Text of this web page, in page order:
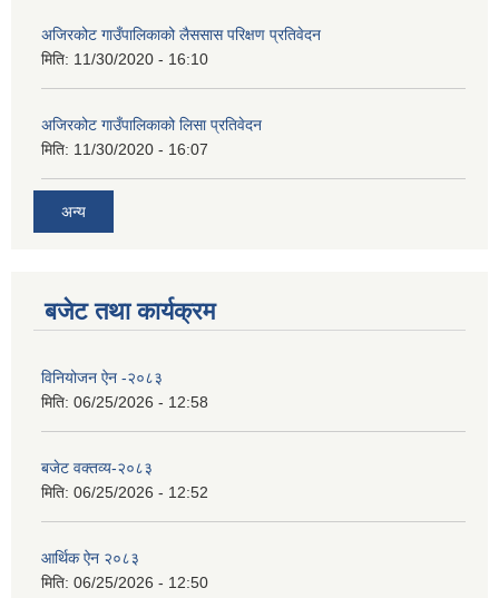
अजिरकोट गाउँपालिकाको लैससास परिक्षण प्रतिवेदन
मिति: 11/30/2020 - 16:10
अजिरकोट गाउँपालिकाको लिसा प्रतिवेदन
मिति: 11/30/2020 - 16:07
अन्य
बजेट तथा कार्यक्रम
विनियोजन ऐन -२०८३
मिति: 06/25/2026 - 12:58
बजेट वक्तव्य-२०८३
मिति: 06/25/2026 - 12:52
आर्थिक ऐन २०८३
मिति: 06/25/2026 - 12:50